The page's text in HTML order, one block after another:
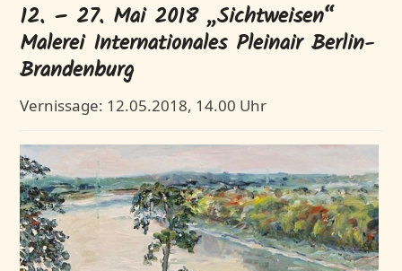
12. – 27. Mai 2018 „Sichtweisen“
Malerei Internationales Pleinair Berlin-
Brandenburg
Vernissage: 12.05.2018, 14.00 Uhr